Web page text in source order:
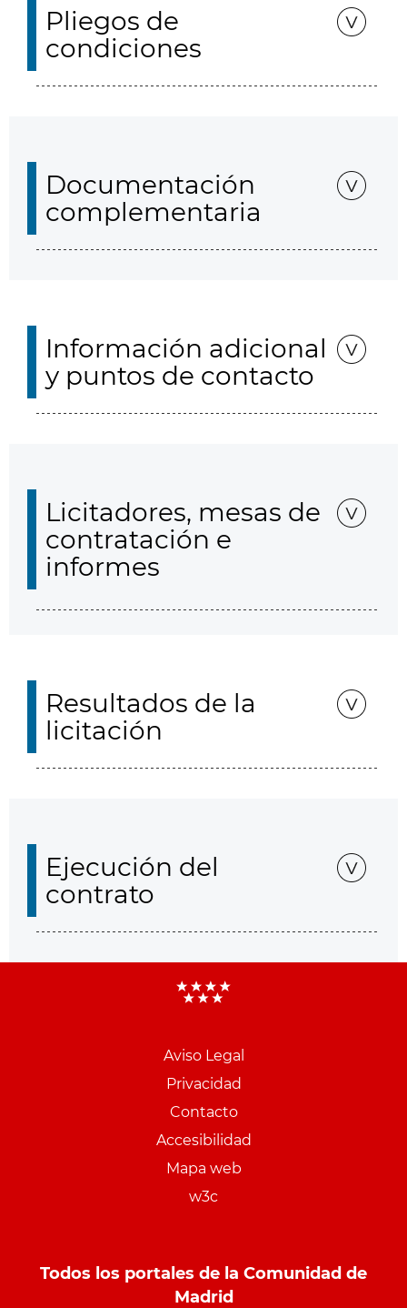
Pliegos de
condiciones
Documentación
complementaria
Información adicional
y puntos de contacto
Licitadores, mesas de
contratación e
informes
Resultados de la
licitación
Ejecución del
contrato
Aviso Legal
Privacidad
Contacto
Accesibilidad
Mapa web
w3c
Todos los portales de la Comunidad de
Madrid